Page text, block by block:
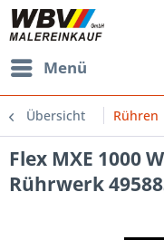
Menü
Übersicht Rühren
Flex MXE 1000
Rührwerk